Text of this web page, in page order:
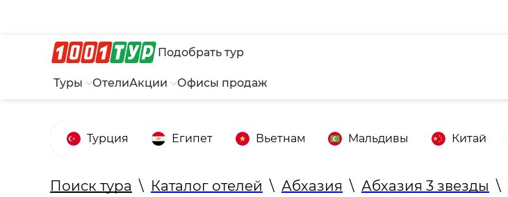
Подобрать тур
Туры ОтелиАкции Офисы продаж
Турция Египет Вьетнам Мальдивы Китай
Поиск тура \ Каталог отелей \ Абхазия \ Абхазия 3 звезды \